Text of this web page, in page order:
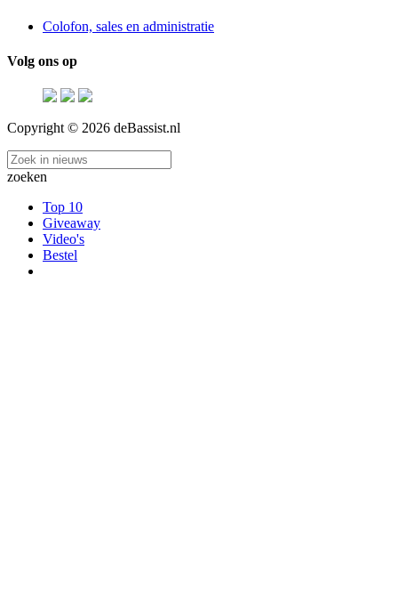
Colofon, sales en administratie
Volg ons op
Copyright © 2026 deBassist.nl
zoeken
Top 10
Giveaway
Video's
Bestel